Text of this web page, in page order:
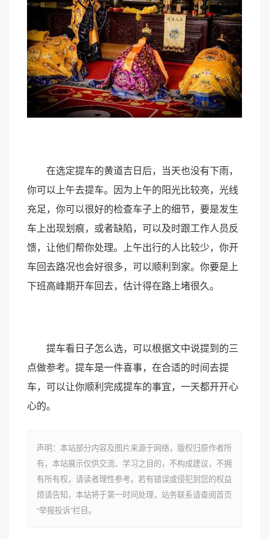
在选定提车的黄道吉日后，当天也没有下雨，
你可以上午去提车。因为上午的阳光比较亮，光线
充足，你可以很好的检查车子上的细节，要是发生
车上出现划痕，或者缺陷，可以及时跟工作人员反
馈，让他们帮你处理。上午出行的人比较少，你开
车回去路况也会好很多，可以顺利到家。你要是上
下班高峰期开车回去，估计得在路上堵很久。
提车看日子怎么选，可以根据文中说提到的三
点做参考。提车是一件喜事，在合适的时间去提
车，可以让你顺利完成提车的事宜，一天都开开心
心的。
声明：本站部分内容及图片来源于网络，版权归原作者所
有，本站展示仅供交流、学习之目的，不构成建议，不拥
有所有权，请读者理性参考。若有错误或侵犯到您的权益
烦请告知，本站将于第一时间处理，站务联系请查阅首页
“举报投诉”栏目。